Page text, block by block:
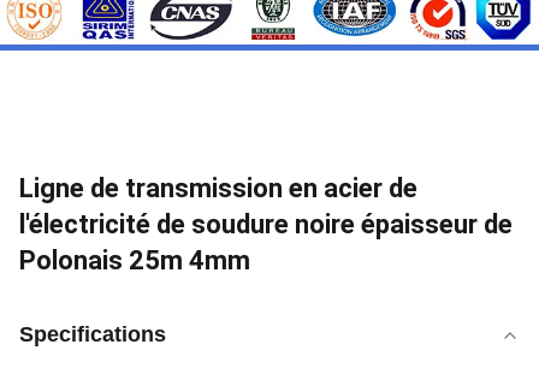
Ligne de transmission en acier de
l'électricité de soudure noire épaisseur de
Polonais 25m 4mm
Specifications